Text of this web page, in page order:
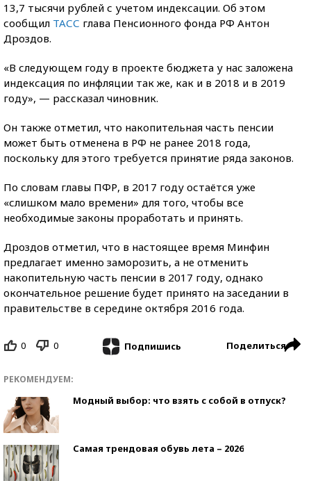
13,7 тысячи рублей с учетом индексации. Об этом
сообщил ТАСС глава Пенсионного фонда РФ Антон
Дроздов.
«В следующем году в проекте бюджета у нас заложена
индексация по инфляции так же, как и в 2018 и в 2019
году», — рассказал чиновник.
Он также отметил, что накопительная часть пенсии
может быть отменена в РФ не ранее 2018 года,
поскольку для этого требуется принятие ряда законов.
По словам главы ПФР, в 2017 году остаётся уже
«слишком мало времени» для того, чтобы все
необходимые законы проработать и принять.
Дроздов отметил, что в настоящее время Минфин
предлагает именно заморозить, а не отменить
накопительную часть пенсии в 2017 году, однако
окончательное решение будет принято на заседании в
правительстве в середине октября 2016 года.
0 0 Подпишись Поделиться
РЕКОМЕНДУЕМ:
Модный выбор: что взять с собой в отпуск?
Самая трендовая обувь лета – 2026